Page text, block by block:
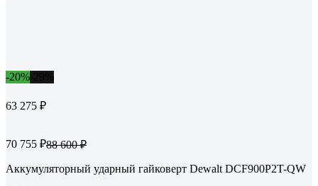
-20%
63 275 ₽
70 755 ₽88 600 ₽
Аккумуляторный ударный гайковерт Dewalt DCF900P2T-QW